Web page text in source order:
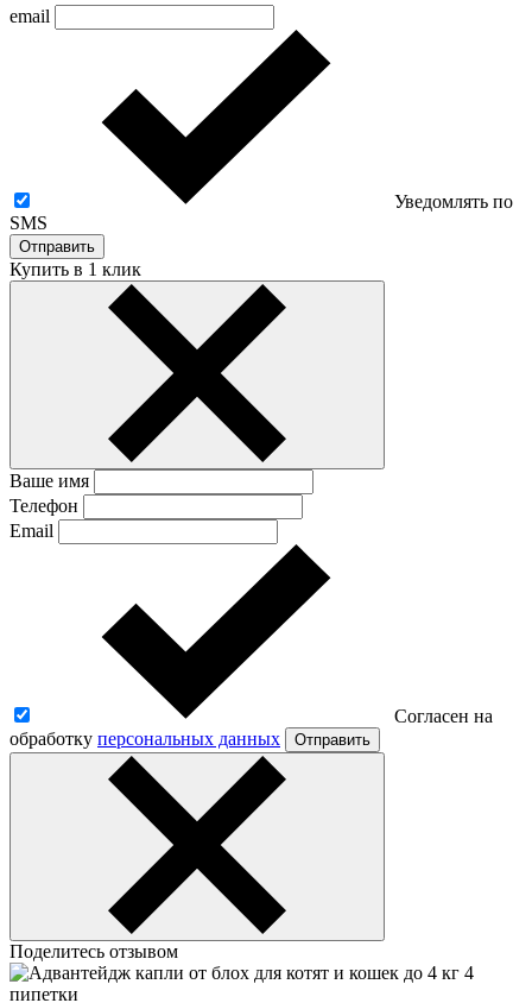
email
Уведомлять по
SMS
Отправить
Купить в 1 клик
Ваше имя
Телефон
Email
Согласен на
обработку персональных данных Отправить
Поделитесь отзывом